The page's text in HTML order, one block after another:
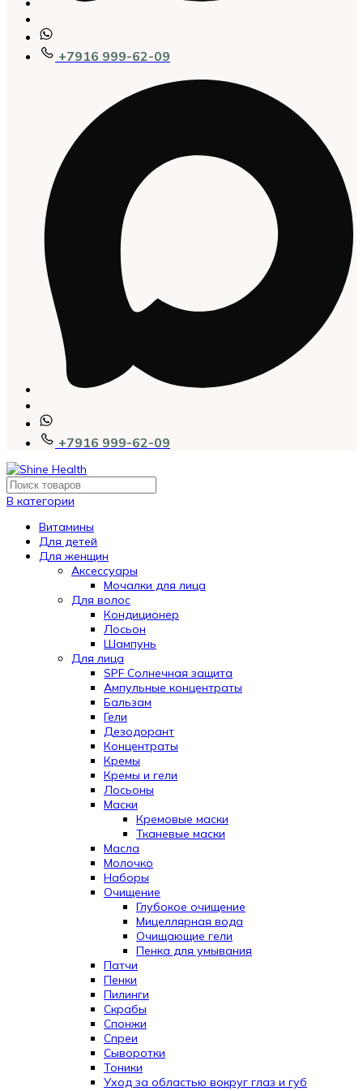
+7916 999-62-09
+7916 999-62-09
В категории
Витамины
Для детей
Для женщин
Аксессуары
Мочалки для лица
Для волос
Кондиционер
Лосьон
Шампунь
Для лица
SPF Солнечная защита
Ампульные концентраты
Бальзам
Гели
Дезодорант
Концентраты
Кремы
Кремы и гели
Лосьоны
Маски
Кремовые маски
Тканевые маски
Масла
Молочко
Наборы
Очищение
Глубокое очищение
Мицеллярная вода
Очищающие гели
Пенка для умывания
Патчи
Пенки
Пилинги
Скрабы
Спонжи
Спреи
Сыворотки
Тоники
Уход за областью вокруг глаз и губ